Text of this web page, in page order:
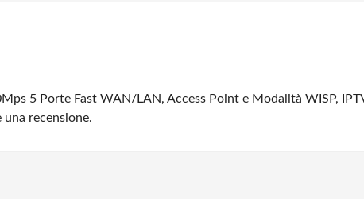
5 Porte Fast WAN/LAN, Access Point e Modalità WISP,
recensione.